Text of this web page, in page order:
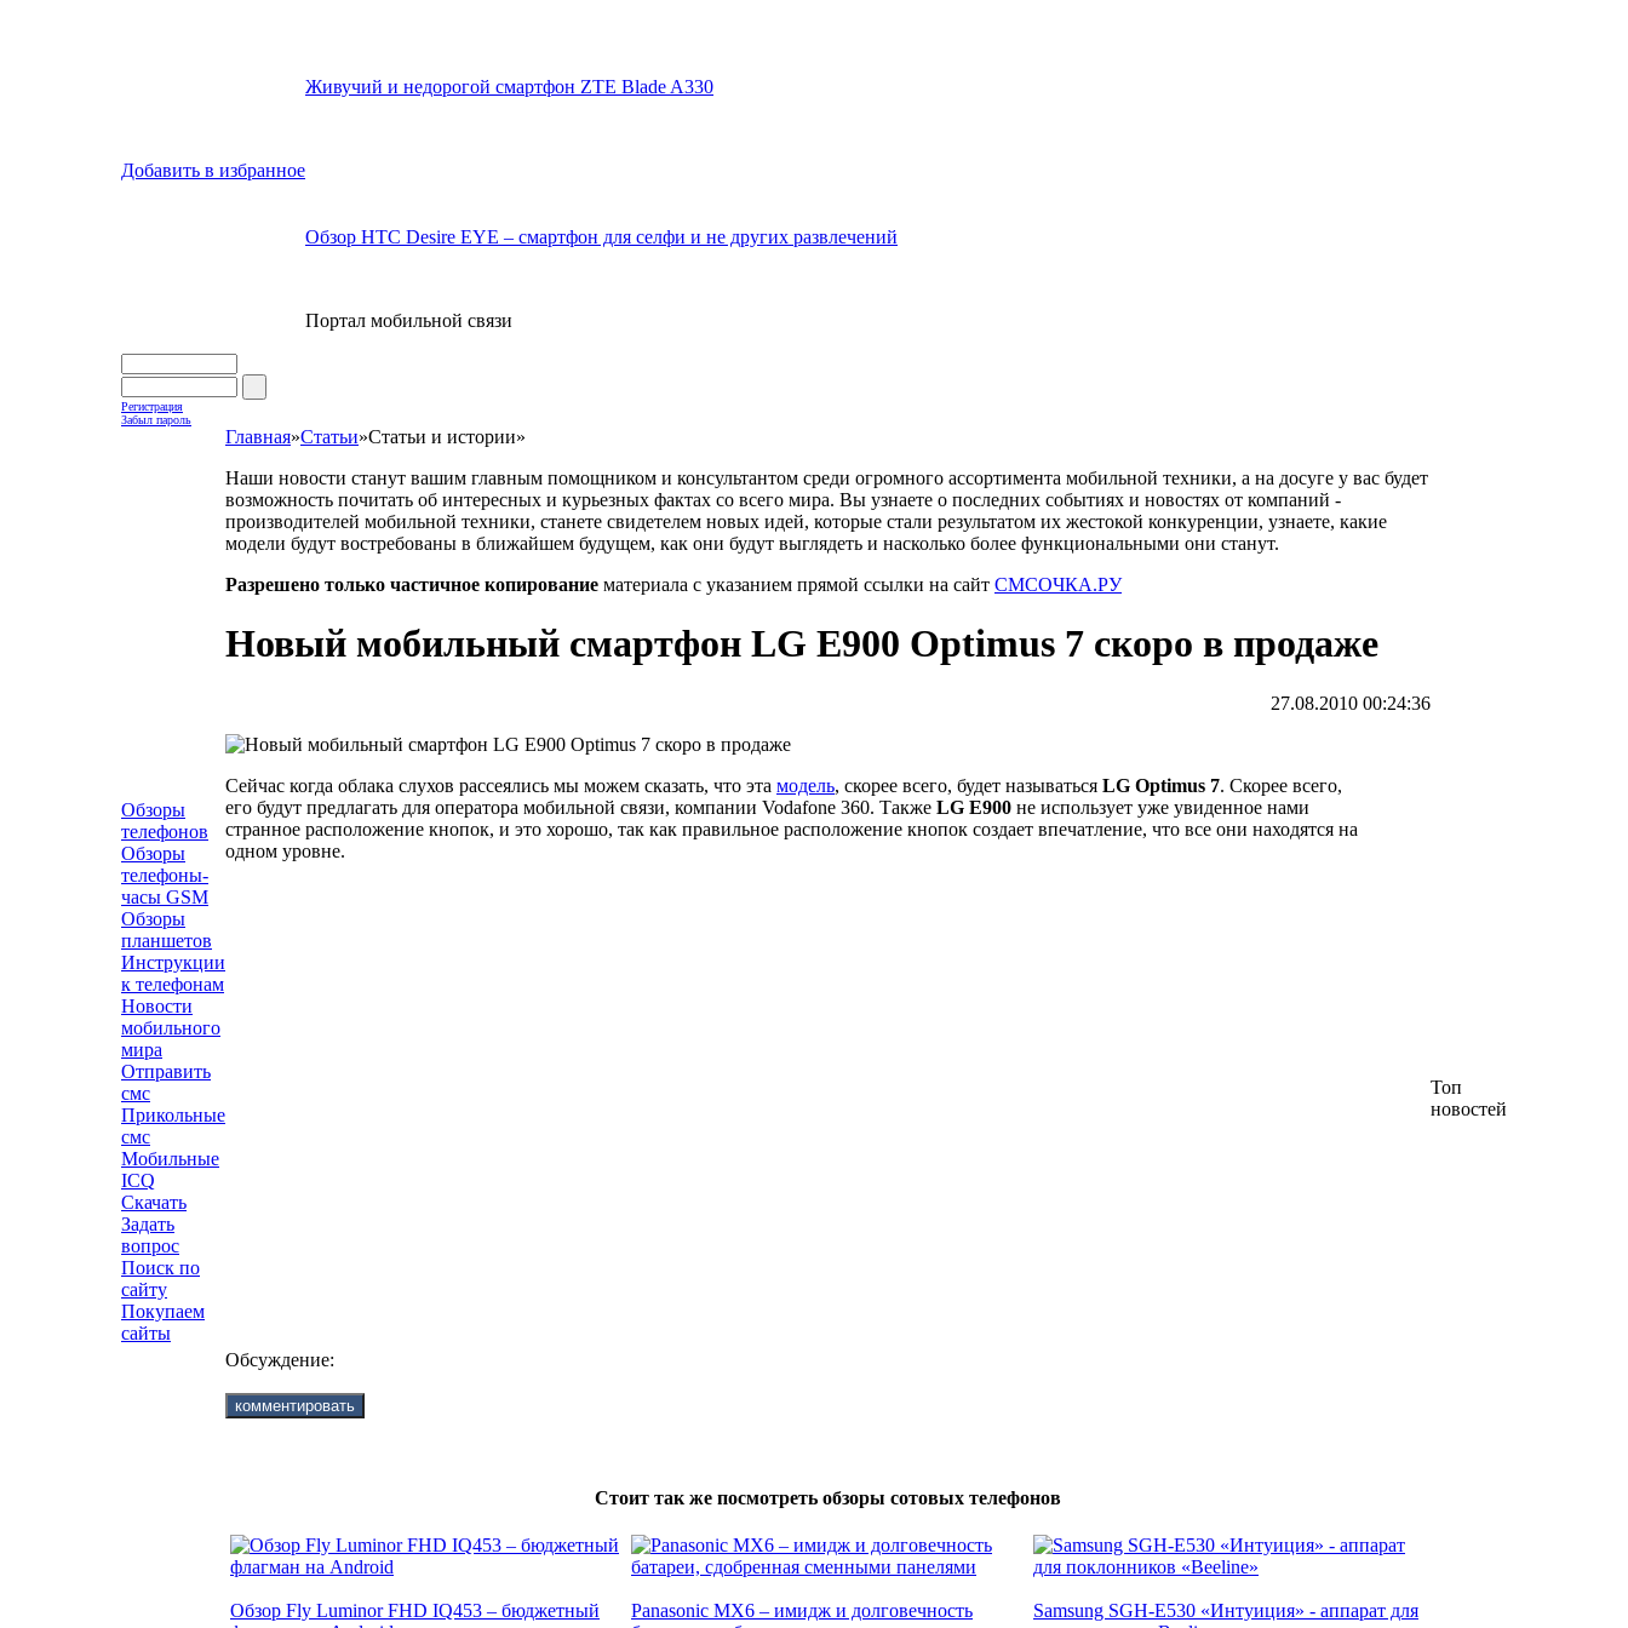
Добавить в избранное
Живучий и недорогой смартфон ZTE Blade A330
Обзор HTC Desire EYE – смартфон для селфи и не других развлечений
Портал мобильной связи
Регистрация
Забыл пароль
Обзоры
телефонов
Обзоры
телефоны-
часы GSM
Обзоры
планшетов
Инструкции
к телефонам
Новости
мобильного
мира
Отправить
смс
Прикольные
смс
Мобильные
ICQ
Скачать
Задать
вопрос
Поиск по
сайту
Покупаем
сайты
Главная»Статьи»Статьи и истории»
Наши новости станут вашим главным помощником и консультантом среди огромного ассортимента мобильной техники, а на досуге у вас будет
возможность почитать об интересных и курьезных фактах со всего мира. Вы узнаете о последних событиях и новостях от компаний -
производителей мобильной техники, станете свидетелем новых идей, которые стали результатом их жестокой конкуренции, узнаете, какие
модели будут востребованы в ближайшем будущем, как они будут выглядеть и насколько более функциональными они станут.
Разрешено только частичное копирование материала с указанием прямой ссылки на сайт СМСОЧКА.РУ
Новый мобильный смартфон LG E900 Optimus 7 скоро в продаже
27.08.2010 00:24:36
Сейчас когда облака слухов рассеялись мы можем сказать, что эта модель, скорее всего, будет называться LG Optimus 7. Скорее всего,
его будут предлагать для оператора мобильной связи, компании Vodafone 360. Также LG E900 не использует уже увиденное нами
странное расположение кнопок, и это хорошо, так как правильное расположение кнопок создает впечатление, что все они находятся на
одном уровне.
Обсуждение:
Стоит так же посмотреть обзоры сотовых телефонов
Обзор Fly Luminor FHD IQ453 – бюджетный
Panasonic MX6 – имидж и долговечность
Samsung SGH-E530 «Интуиция» - аппарат для
Топ
новостей